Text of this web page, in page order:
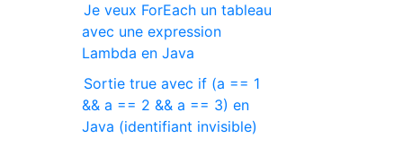
Je veux ForEach un tableau
avec une expression
Lambda en Java
Sortie true avec if (a == 1
&& a == 2 && a == 3) en
Java (identifiant invisible)